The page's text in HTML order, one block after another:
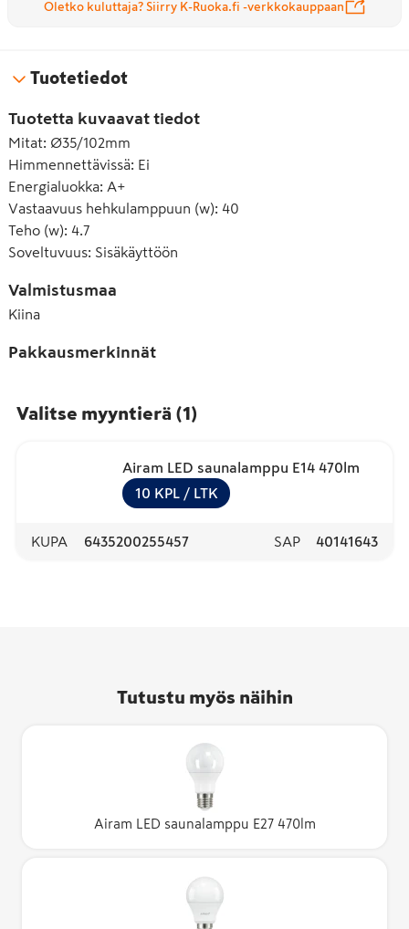
Oletko kuluttaja? Siirry K-Ruoka.fi -verkkokauppaan
Tuotetiedot
Tuotetta kuvaavat tiedot
Mitat: Ø35/102mm
Himmennettävissä: Ei
Energialuokka: A+
Vastaavuus hehkulamppuun (w): 40
Teho (w): 4.7
Soveltuvuus: Sisäkäyttöön
Valmistusmaa
Kiina
Pakkausmerkinnät
Valitse myyntierä (1)
Airam LED saunalamppu E14 470lm
10 KPL / LTK
KUPA 6435200255457 SAP 40141643
Tutustu myös näihin
Airam LED saunalamppu E27 470lm